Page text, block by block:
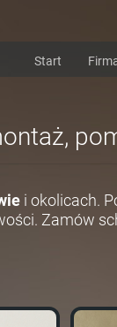
Start
i okolicach.
Zamów